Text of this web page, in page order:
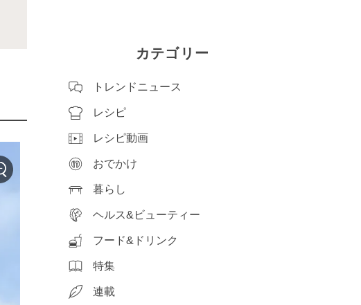
カテゴリー
トレンドニュース
レシピ
レシピ動画
おでかけ
暮らし
ヘルス&ビューティー
フード&ドリンク
特集
連載